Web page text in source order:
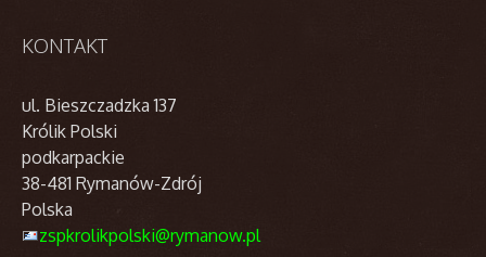
KONTAKT
ul. Bieszczadzka 137
Królik Polski
podkarpackie
38-481 Rymanów-Zdrój
Polska
zspkrolikpolski@rymanow.pl